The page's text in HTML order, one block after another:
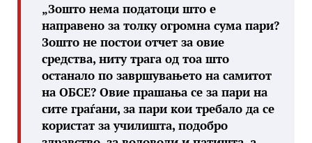
„Зошто нема податоци што е
направено за толку огромна сума пари?
Зошто не постои отчет за овие
средства, ниту трага од тоа што
останало по завршувањето на самитот
на ОБСЕ? Овие прашања се за пари на
сите граѓани, за пари кои требало да се
користат за училишта, подобро